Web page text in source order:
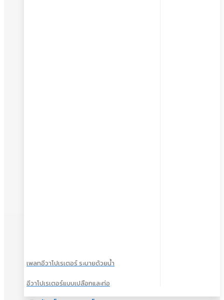
เพลทอีวาโปเรเตอร์ ระบายด้วยน้ำ
อีวาโปเรเตอร์แบบเปลือกและท่อ